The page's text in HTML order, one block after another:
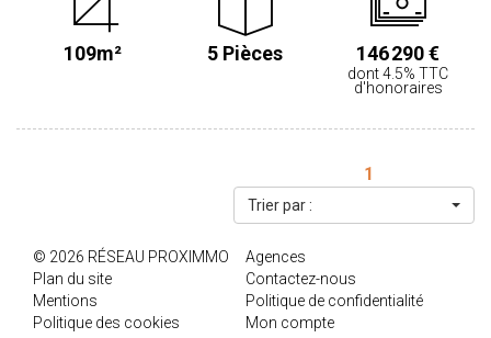
Classe Energie E / classe climat B PRIX HAI : 149 425€ dont 4.5%
d'honoraires à la charge de l'acquéreur. Les informations sur les
risques auxquels ce bien est exposé sont disponibles sur le site
109m² 5 Pièces 146 290 €
dont 4.5% TTC
d'honoraires
1
Trier par :
© 2026 RÉSEAU PROXIMMO
Agences
Plan du site
Contactez-nous
Mentions
Politique de confidentialité
Politique des cookies
Mon compte